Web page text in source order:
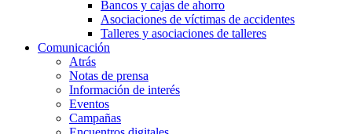
Bancos y cajas de ahorro
Asociaciones de víctimas de accidentes
Talleres y asociaciones de talleres
Comunicación
Atrás
Notas de prensa
Información de interés
Eventos
Campañas